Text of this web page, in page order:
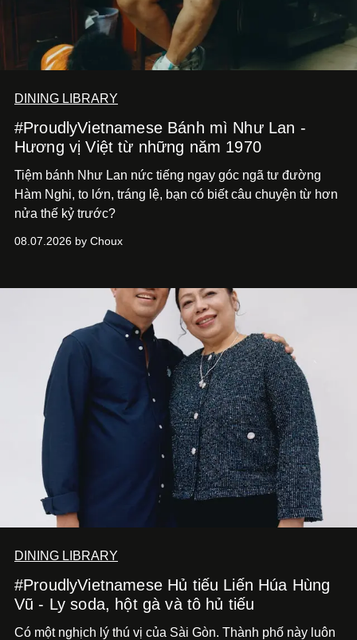
DINING LIBRARY
#ProudlyVietnamese Bánh mì Như Lan -
Hương vị Việt từ những năm 1970
Tiệm bánh Như Lan nức tiếng ngay góc ngã tư đường
Hàm Nghi, to lớn, tráng lệ, bạn có biết câu chuyện từ hơn
nửa thế kỷ trước?
08.07.2026 by Choux
DINING LIBRARY
#ProudlyVietnamese Hủ tiếu Liến Húa Hùng
Vũ - Ly soda, hột gà và tô hủ tiếu
Có một nghịch lý thú vị của Sài Gòn. Thành phố này luôn